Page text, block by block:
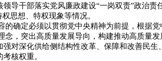
干部落实党风廉政建设“一岗双责”政治责
思想、特权现象等情况。
确定必须以贯彻党中央精神为前提，根据党
，突出高质量发展导向，构建推动高质量发
强对深化供给侧结构性改革、保障和改善民
核权重。